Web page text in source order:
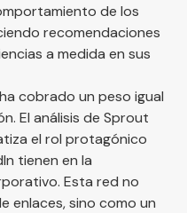
de los
recomendaciones
a medida en sus
cobrado un peso igual
El análisis de Sprout
el rol protagónico
tienen en la
Esta red no
enlaces, sino como un